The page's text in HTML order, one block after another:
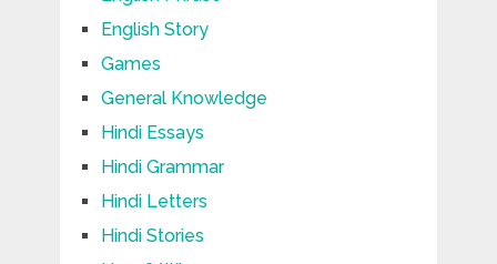
English Story
Games
General Knowledge
Hindi Essays
Hindi Grammar
Hindi Letters
Hindi Stories